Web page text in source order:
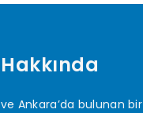
Hakkında
Ankara’da bulunan bir